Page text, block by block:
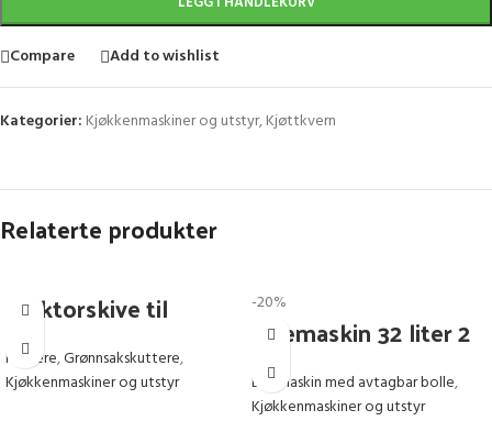
Compare Add to wishlist
Kategorier: Kjøkkenmaskiner og utstyr,Kjøttkvern
Relaterte produkter
Ejektorskive til
grønnsakskutter
Kuttere,Grønnsakskuttere,
Kjøkkenmaskiner og utstyr
-20%
Eltemaskin 32 liter 2
Speed
Eltemaskin med avtagbar bolle,
Kjøkkenmaskiner og utstyr